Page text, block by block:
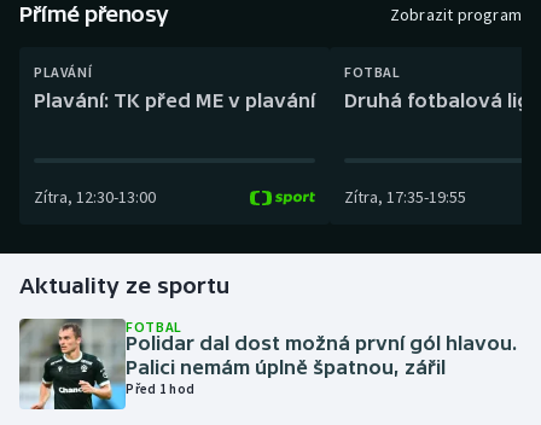
Curling
Futsal
Golf
Gymnastika
Přímé přenosy Zobrazit program
PLAVÁNÍ
Plavání: TK před ME v plavání
Zítra, 12:30-13:00
FOTBAL
Druhá fotbalová
Zítra, 17:35-19:55
Aktuality ze sportu
FOTBAL
Polidar dal dost možná první gól hlavou.
Palici nemám úplně špatnou, zářil
Před 1 hod